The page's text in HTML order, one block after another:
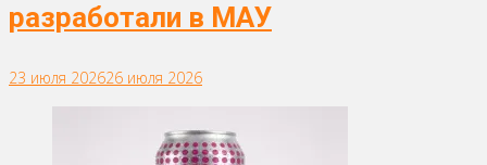
разработали в МАУ
23 июля 202626 июля 2026